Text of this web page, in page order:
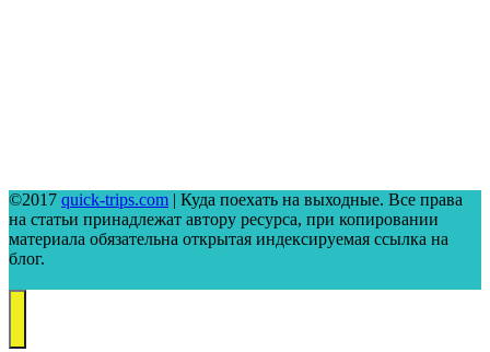
©2017 quick-trips.com | Куда поехать на выходные. Все права
на статьи принадлежат автору ресурса, при копировании
материала обязательна открытая индексируемая ссылка на
блог.